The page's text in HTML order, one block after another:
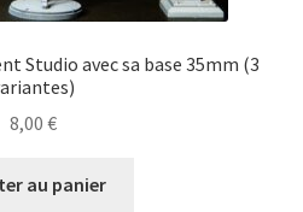
Studio avec sa base 35mm (3
8,00 €
au panier